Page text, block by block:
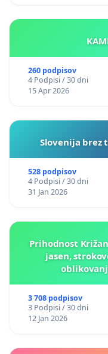
260 podpisov
4 Podpisi / 30 dni
15 Apr 2026
Slovenija brez
528 podpisov
4 Podpisi / 30 dni
31 Jan 2026
Prihodnost
jasen,
3 708 podpisov
3 Podpisi / 30 dni
12 Jan 2026